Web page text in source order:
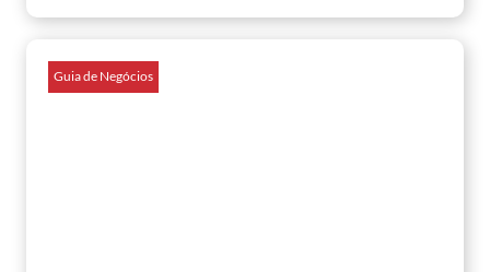
Guia de Negócios